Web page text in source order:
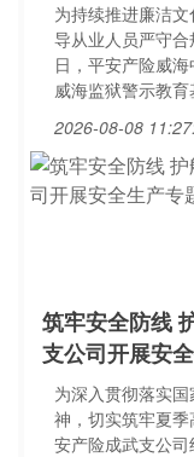
为持续推进廉洁
导从业人员严守
日，平安产险威
威海监狱警示教育
2026-08-08
筑牢安全防线
支公司开展安
为深入贯彻落实
神，切实筑牢夏
安产险成武支公